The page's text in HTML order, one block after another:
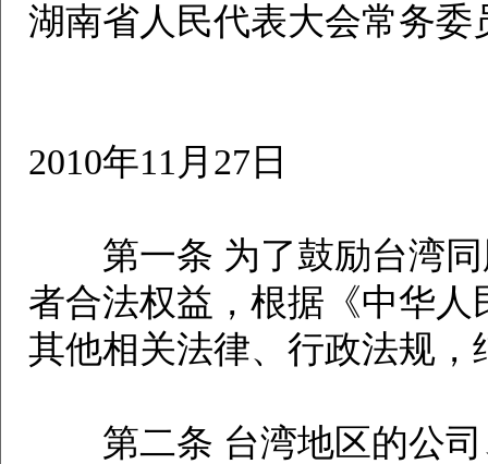
湖南省人民代表大会常务委
2010年11月27日
第一条 为了鼓励台湾同
者合法权益，根据《中华
其他相关法律、行政法规
第二条 台湾地区的公司